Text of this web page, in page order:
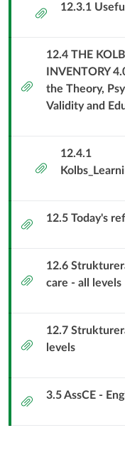
dig
som
tar
emot
handleder
Bilaga 12.3.1
Bilaga
12.4 THE
INVENTORY
the Theory,
Validity and
Bilaga
12.4.1
Bilaga 12.5 Today's
Bilaga
12.6
care - all levels
Bilaga
12.7
levels
Bilaga 3.5 AssCE -